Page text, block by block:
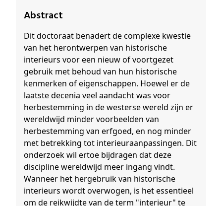
Abstract
Dit doctoraat benadert de complexe kwestie
van het herontwerpen van historische
interieurs voor een nieuw of voortgezet
gebruik met behoud van hun historische
kenmerken of eigenschappen. Hoewel er de
laatste decenia veel aandacht was voor
herbestemming in de westerse wereld zijn er
wereldwijd minder voorbeelden van
herbestemming van erfgoed, en nog minder
met betrekking tot interieuraanpassingen. Dit
onderzoek wil ertoe bijdragen dat deze
discipline wereldwijd meer ingang vindt.
Wanneer het hergebruik van historische
interieurs wordt overwogen, is het essentieel
om de reikwijdte van de term "interieur" te